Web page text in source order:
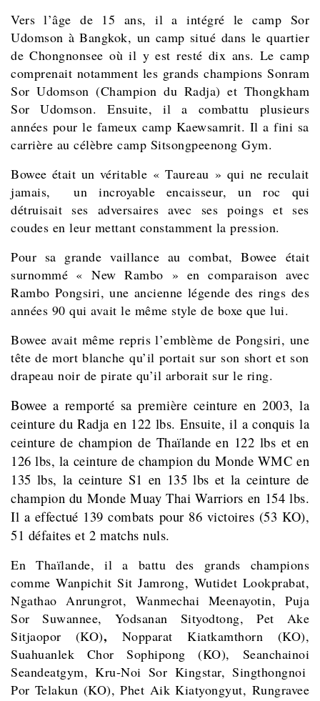
Vers l’âge de 15 ans, il a intégré le camp Sor
Udomson à Bangkok, un camp situé dans le quartier
de Chongnonsee où il y est resté dix ans. Le camp
comprenait notamment les grands champions Sonram
Sor Udomson (Champion du Radja) et Thongkham
Sor Udomson. Ensuite, il a combattu plusieurs
années pour le fameux camp Kaewsamrit. Il a fini sa
carrière au célèbre camp Sitsongpeenong Gym.
Bowee était un véritable « Taureau » qui ne reculait
jamais, un incroyable encaisseur, un roc qui
détruisait ses adversaires avec ses poings et ses
coudes en leur mettant constamment la pression.
Pour sa grande vaillance au combat, Bowee était
surnommé « New Rambo » en comparaison avec
Rambo Pongsiri, une ancienne légende des rings des
années 90 qui avait le même style de boxe que lui.
Bowee avait même repris l’emblème de Pongsiri, une
tête de mort blanche qu’il portait sur son short et son
drapeau noir de pirate qu’il arborait sur le ring.
Bowee a remporté sa première ceinture en 2003, la
ceinture du Radja en 122 lbs. Ensuite, il a conquis la
ceinture de champion de Thaïlande en 122 lbs et en
126 lbs, la ceinture de champion du Monde WMC en
135 lbs, la ceinture S1 en 135 lbs et la ceinture de
champion du Monde Muay Thai Warriors en 154 lbs.
Il a effectué 139 combats pour 86 victoires (53 KO),
51 défaites et 2 matchs nuls.
En Thaïlande, il a battu des grands champions
comme Wanpichit Sit Jamrong, Wutidet Lookprabat,
Ngathao Anrungrot, Wanmechai Meenayotin, Puja
Sor Suwannee, Yodsanan Sityodtong, Pet Ake
Sitjaopor (KO), Nopparat Kiatkamthorn (KO),
Suahuanlek Chor Sophipong (KO), Seanchainoi
Seandeatgym, Kru-Noi Sor Kingstar,Singthongnoi
Por Telakun (KO), Phet Aik Kiatyongyut, Rungravee